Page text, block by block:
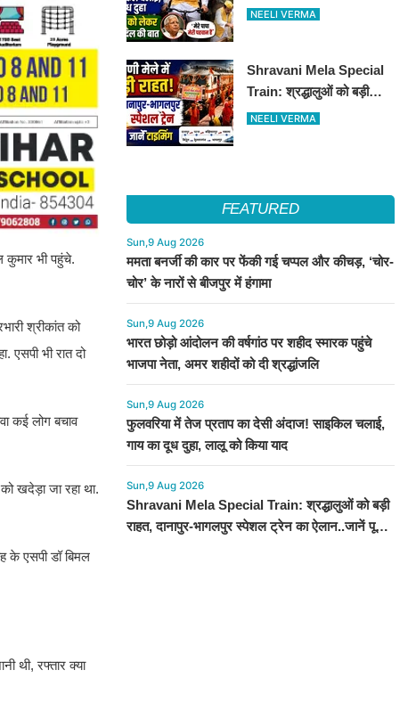
कुमार भी पहुंचे.
श्रीकांत को
एसपी भी रात दो
कई लोग बचाव
खदेड़ा जा रहा था.
के एसपी डॉ बिमल
थी, रफ्तार क्या
दूध दुहा, लालू को किया याद
NEELI VERMA
Shravani Mela Special
Train: श्रद्धालुओं को बड़ी
राहत, दानापुर-भागलपुर स्पेशल
NEELI VERMA
FEATURED
Sun,9 Aug 2026
ममता बनर्जी की कार पर फेंकी गई चप्पल और कीचड़, ‘चोर-
चोर’ के नारों से बीजपुर में हंगामा
Sun,9 Aug 2026
भारत छोड़ो आंदोलन की वर्षगांठ पर शहीद स्मारक पहुंचे
भाजपा नेता, अमर शहीदों को दी श्रद्धांजलि
Sun,9 Aug 2026
फुलवरिया में तेज प्रताप का देसी अंदाज! साइकिल चलाई,
गाय का दूध दुहा, लालू को किया याद
Sun,9 Aug 2026
Shravani Mela Special Train: श्रद्धालुओं को बड़ी
राहत, दानापुर-भागलपुर स्पेशल ट्रेन का ऐलान..जानें पूरा